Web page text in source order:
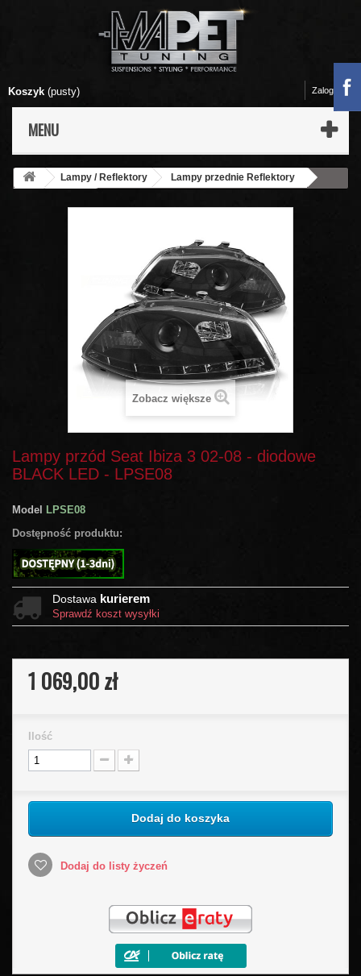
Koszyk (pusty)
MENU
Zaloguj się
Lampy / Reflektory
Lampy przednie Reflektory
Zobacz większe
Lampy przód Seat Ibiza 3 02-08 - diodowe
BLACK LED - LPSE08
Model
LPSE08
Dostępność produktu:
Dostawa kurierem
Sprawdź koszt wysyłki
1 069,00 zł
Ilość
Dodaj do koszyka
Dodaj do listy życzeń